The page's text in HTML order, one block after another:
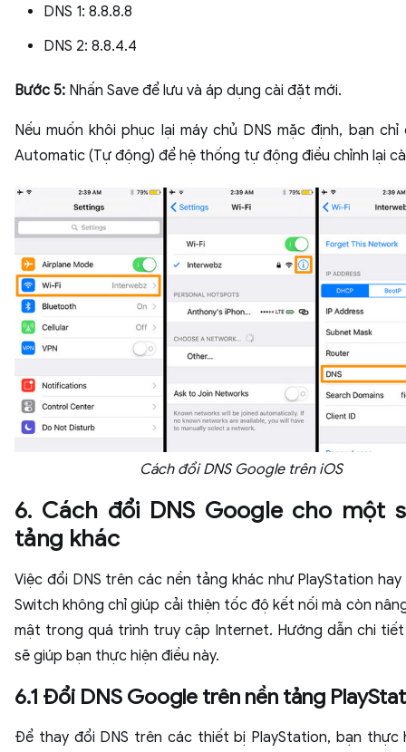
DNS 1: 8.8.8.8
DNS 2: 8.8.4.4
Bước 5: Nhấn Save để lưu và áp dụng cài đặt mới.
Nếu muốn khôi phục lại máy chủ DNS mặc định, bạn chỉ
Automatic (Tự động) để hệ thống tự động điều chỉnh lại
Cách đổi DNS Google trên iOS
6. Cách đổi DNS Google cho một
tảng khác
Việc đổi DNS trên các nền tảng khác như PlayStation
Switch không chỉ giúp cải thiện tốc độ kết nối mà còn
mật trong quá trình truy cập Internet. Hướng dẫn chi
sẽ giúp bạn thực hiện điều này.
6.1 Đổi DNS Google trên nền tảng
Để thay đổi DNS trên các thiết bị PlayStation, bạn thực